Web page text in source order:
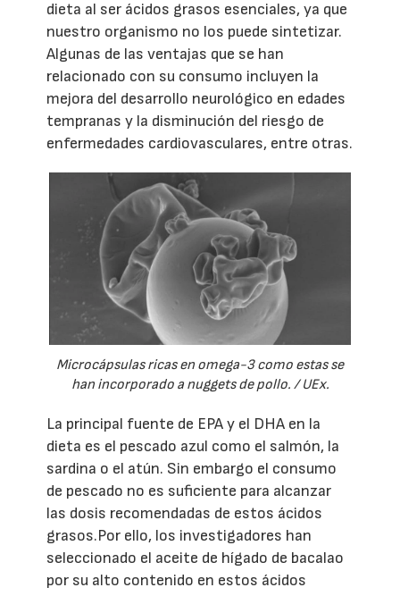
dieta al ser ácidos grasos esenciales, ya que
nuestro organismo no los puede sintetizar.
Algunas de las ventajas que se han
relacionado con su consumo incluyen la
mejora del desarrollo neurológico en edades
tempranas y la disminución del riesgo de
enfermedades cardiovasculares, entre otras.
Microcápsulas ricas en omega-3 como estas se
han incorporado a nuggets de pollo. / UEx.
La principal fuente de EPA y el DHA en la
dieta es el pescado azul como el salmón, la
sardina o el atún. Sin embargo el consumo
de pescado no es suficiente para alcanzar
las dosis recomendadas de estos ácidos
grasos.Por ello, los investigadores han
seleccionado el aceite de hígado de bacalao
por su alto contenido en estos ácidos